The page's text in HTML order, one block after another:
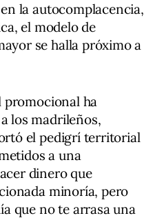
la autocomplacencia,
el modelo de
se halla próximo a
promocional ha
los madrileños,
el pedigrí territorial
a una
dinero que
minoría, pero
que no te arrasa una